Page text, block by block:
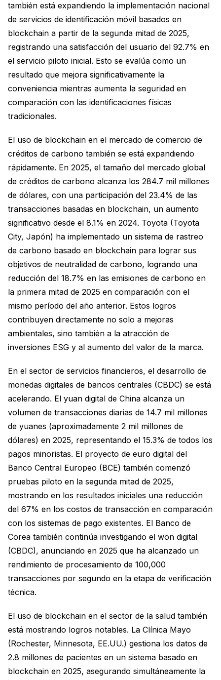
también está expandiendo la implementación nacional
de servicios de identificación móvil basados en
blockchain a partir de la segunda mitad de 2025,
registrando una satisfacción del usuario del 92.7% en
el servicio piloto inicial. Esto se evalúa como un
resultado que mejora significativamente la
conveniencia mientras aumenta la seguridad en
comparación con las identificaciones físicas
tradicionales.
El uso de blockchain en el mercado de comercio de
créditos de carbono también se está expandiendo
rápidamente. En 2025, el tamaño del mercado global
de créditos de carbono alcanza los 284.7 mil millones
de dólares, con una participación del 23.4% de las
transacciones basadas en blockchain, un aumento
significativo desde el 8.1% en 2024. Toyota (Toyota
City, Japón) ha implementado un sistema de rastreo
de carbono basado en blockchain para lograr sus
objetivos de neutralidad de carbono, logrando una
reducción del 18.7% en las emisiones de carbono en
la primera mitad de 2025 en comparación con el
mismo período del año anterior. Estos logros
contribuyen directamente no solo a mejoras
ambientales, sino también a la atracción de
inversiones ESG y al aumento del valor de la marca.
En el sector de servicios financieros, el desarrollo de
monedas digitales de bancos centrales (CBDC) se está
acelerando. El yuan digital de China alcanza un
volumen de transacciones diarias de 14.7 mil millones
de yuanes (aproximadamente 2 mil millones de
dólares) en 2025, representando el 15.3% de todos los
pagos minoristas. El proyecto de euro digital del
Banco Central Europeo (BCE) también comenzó
pruebas piloto en la segunda mitad de 2025,
mostrando en los resultados iniciales una reducción
del 67% en los costos de transacción en comparación
con los sistemas de pago existentes. El Banco de
Corea también continúa investigando el won digital
(CBDC), anunciando en 2025 que ha alcanzado un
rendimiento de procesamiento de 100,000
transacciones por segundo en la etapa de verificación
técnica.
El uso de blockchain en el sector de la salud también
está mostrando logros notables. La Clínica Mayo
(Rochester, Minnesota, EE.UU.) gestiona los datos de
2.8 millones de pacientes en un sistema basado en
blockchain en 2025, asegurando simultáneamente la